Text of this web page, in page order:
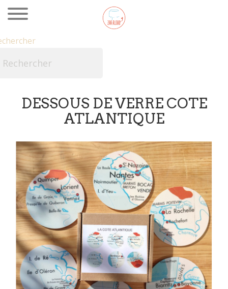
DESSOUS DE VERRE COTE
ATLANTIQUE